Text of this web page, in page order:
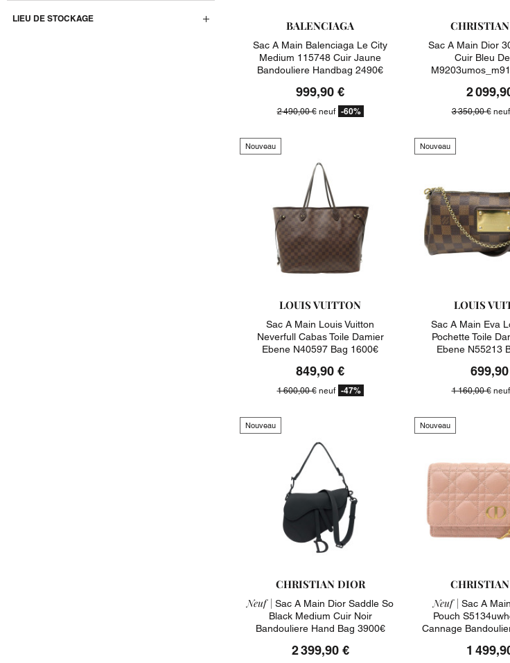
LIEU DE STOCKAGE
BALENCIAGA
Sac A Main Balenciaga Le City
Medium 115748 Cuir Jaune
Bandouliere Handbag 2490€
999,90 €
2 490,00 €neuf -60%
Sac A Main Dior
Cuir Bleu
2
3 350,00 €neuf
Nouveau
LOUIS VUITTON
Sac A Main Louis Vuitton
Neverfull Cabas Toile Damier
Ebene N40597 Bag 1600€
849,90 €
1 600,00 €neuf -47%
Nouveau
LOUIS
Sac A Main Eva
Pochette Toile
Ebene N55213
1 160,00 €neuf
Nouveau
CHRISTIAN DIOR
Neuf | Sac A Main Dior Saddle So
Black Medium Cuir Noir
Bandouliere Hand Bag 3900€
2 399,90 €
Nouveau
Neuf | Sac A
Pouch
Cannage
1